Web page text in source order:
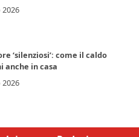
‘silenziosi’: come il caldo
anche in casa